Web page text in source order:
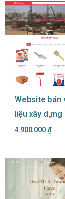
Website bán
liệu xây dựng
4.900.000 ₫